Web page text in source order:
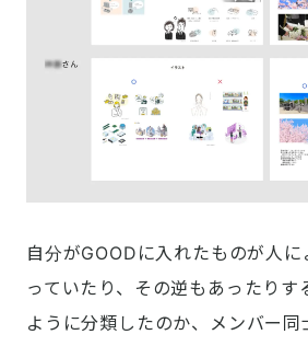
自分がGOODに入れたものが人
っていたり、その逆もあったりす
ように分類したのか、メンバー